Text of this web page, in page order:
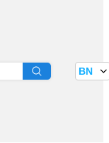
BN